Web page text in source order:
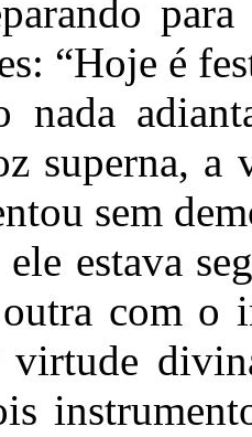
“Hoje é
nada
superna,
sem
estava
com o